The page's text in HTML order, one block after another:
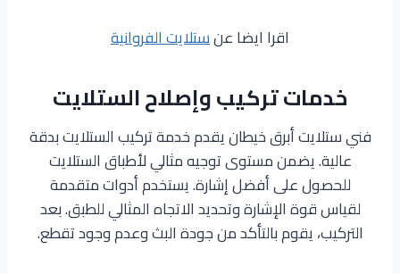
اقرا ايضا عنستلايت الفروانية
خدمات تركيب وإصلاح الستلايت
فني ستلايت أبرق خيطان يقدم خدمة تركيب الستلايت بدقة
عالية. يضمن مستوى توجيه مثالي لأطباق الستلايت
للحصول على أفضل إشارة. يستخدم أدوات متقدمة
لقياس قوة الإشارة وتحديد الاتجاه المثالي للطبق. بعد
التركيب، يقوم بالتأكد من جودة البث وعدم وجود تقطع.